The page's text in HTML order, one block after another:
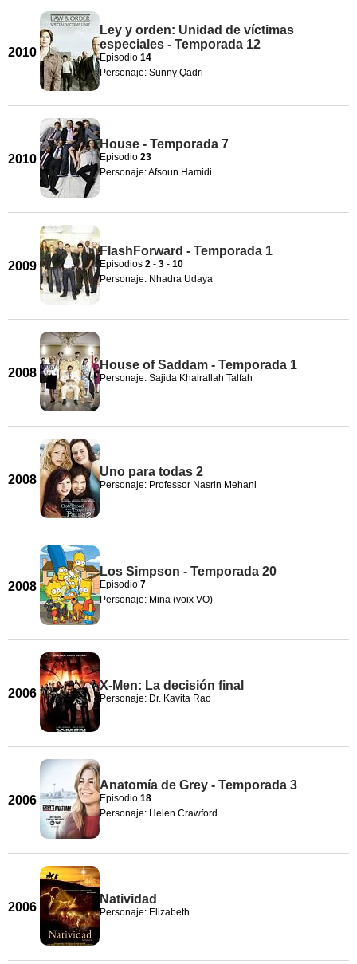
2010
Ley y orden: Unidad de víctimas
especiales - Temporada 12
Episodio 14
Personaje: Sunny Qadri
2010
House - Temporada 7
Episodio 23
Personaje: Afsoun Hamidi
2009
FlashForward - Temporada 1
Episodios 2 - 3 - 10
Personaje: Nhadra Udaya
2008
House of Saddam - Temporada 1
Personaje: Sajida Khairallah Talfah
2008
Uno para todas 2
Personaje: Professor Nasrin Mehani
2008
Los Simpson - Temporada 20
Episodio 7
Personaje: Mina (voix VO)
2006
X-Men: La decisión final
Personaje: Dr. Kavita Rao
2006
Anatomía de Grey - Temporada 3
Episodio 18
Personaje: Helen Crawford
2006
Natividad
Personaje: Elizabeth